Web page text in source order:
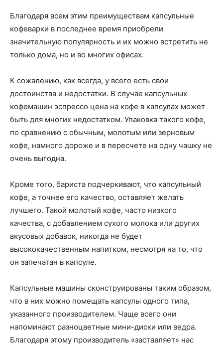
Благодаря всем этим преимуществам капсульные
кофеварки в последнее время приобрели
значительную популярность и их можно встретить не
только дома, но и во многих офисах.
К сожалению, как всегда, у всего есть свои
достоинства и недостатки. В случае капсульных
кофемашин эспрессо цена на кофе в капсулах может
быть для многих недостатком. Упаковка такого кофе,
по сравнению с обычным, молотым или зерновым
кофе, намного дороже и в пересчете на одну чашку не
очень выгодна.
Кроме того, бариста подчеркивают, что капсульный
кофе, а точнее его качество, оставляет желать
лучшего. Такой молотый кофе, часто низкого
качества, с добавлением сухого молока или других
вкусовых добавок, никогда не будет
высококачественным напитком, несмотря на то, что
он запечатан в капсуле.
Капсульные машины сконструированы таким образом,
что в них можно помещать капсулы одного типа,
указанного производителем. Чаще всего они
напоминают разноцветные мини-диски или ведра.
Благодаря этому производитель «заставляет» нас